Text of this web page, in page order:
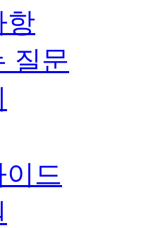
항
질문
드